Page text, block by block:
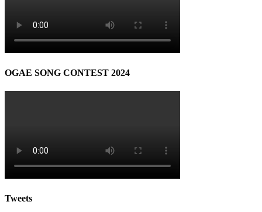
OGAE SONG CONTEST 2024
Tweets